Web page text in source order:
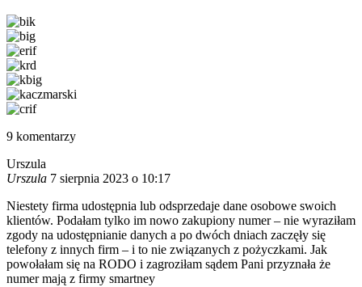
9 komentarzy
Urszula
Urszula 7 sierpnia 2023 o 10:17
Niestety firma udostępnia lub odsprzedaje dane osobowe swoich
klientów. Podałam tylko im nowo zakupiony numer – nie wyraziłam
zgody na udostępnianie danych a po dwóch dniach zaczęły się
telefony z innych firm – i to nie związanych z pożyczkami. Jak
powołałam się na RODO i zagroziłam sądem Pani przyznała że
numer mają z firmy smartney